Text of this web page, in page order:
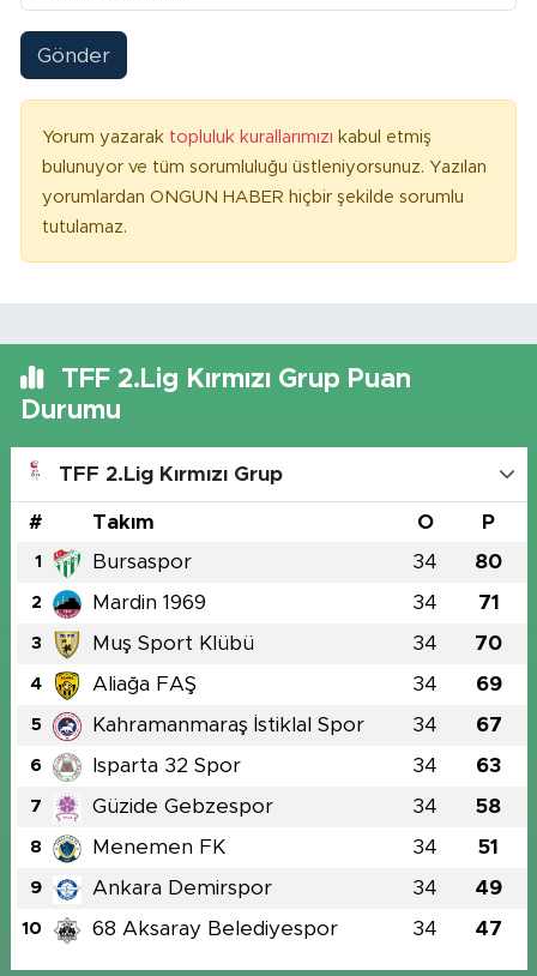
Gönder
Yorum yazarak topluluk kurallarımızı kabul etmiş
bulunuyor ve tüm sorumluluğu üstleniyorsunuz. Yazılan
yorumlardan ONGUN HABER hiçbir şekilde sorumlu
tutulamaz.
TFF 2.Lig Kırmızı Grup Puan
Durumu
TFF 2.Lig Kırmızı Grup
# Takım O P
1 Bursaspor 34 80
2 Mardin 1969 34 71
3 Muş Sport Klübü 34 70
4 Aliağa FAŞ 34 69
5 Kahramanmaraş İstiklal Spor 34 67
6 Isparta 32 Spor 34 63
7 Güzide Gebzespor 34 58
8 Menemen FK 34 51
9 Ankara Demirspor 34 49
10 68 Aksaray Belediyespor 34 47